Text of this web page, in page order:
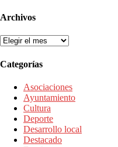
Archivos
Archivos
Categorías
Asociaciones
Ayuntamiento
Cultura
Deporte
Desarrollo local
Destacado